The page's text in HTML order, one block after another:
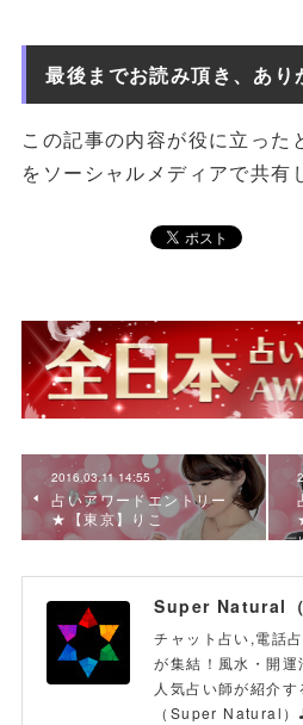
最後までお読み頂き、あり
この記事の内容が役に立った
をソーシャルメディアで共有
2016.03.11 14:55
占いアワードエントリー
★【東京】りこ
チャット占い,電話
が集結！風水・開
人気占い師が紹介
（Super Natural）